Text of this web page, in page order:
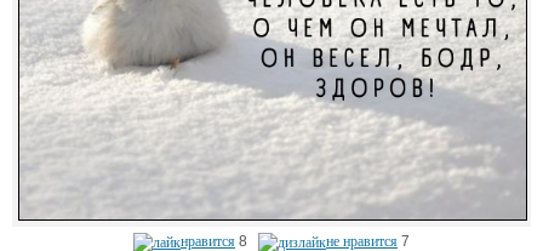
нравится 8 не нравится 7